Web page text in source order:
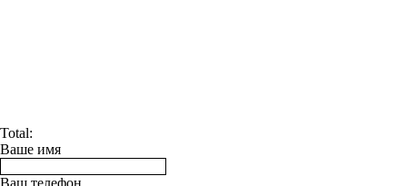
Total:
Ваше имя
Ваш телефон